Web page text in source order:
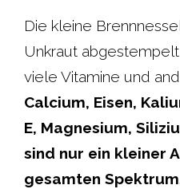
Die kleine
Unkraut
viele Vitamine und
Calcium, Eisen,
E, Magnesium,
sind nur ein kleiner
gesamten